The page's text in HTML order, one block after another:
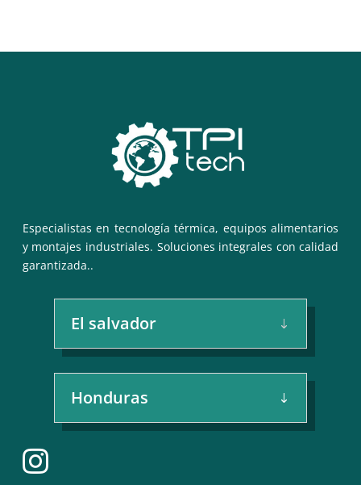
Especialistas en tecnología térmica, equipos alimentarios
y montajes industriales. Soluciones integrales con calidad
garantizada..
El salvador
Honduras
